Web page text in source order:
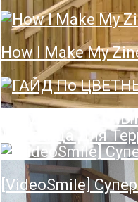
Нюансы Выбора
Лестница Для
How I Make My
ГАЙД По
[VideoSmile]